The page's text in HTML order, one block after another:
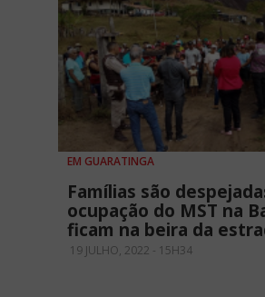
EM GUARATINGA
Famílias são
ocupação do MST na
ficam na beira da
19 JULHO, 2022 - 15H34